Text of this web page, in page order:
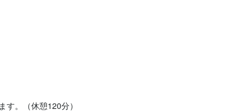
。（休憩120分）